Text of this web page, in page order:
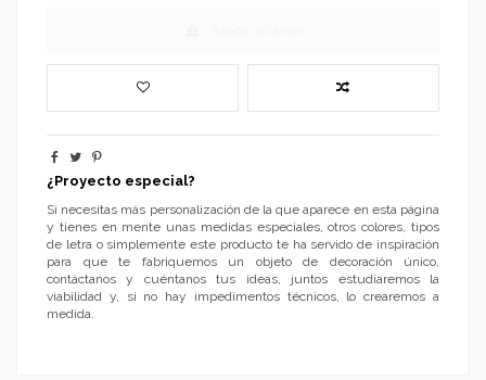
¿Proyecto especial?
Si necesitas más personalización de la que aparece en esta página
y tienes en mente unas medidas especiales, otros colores, tipos
de letra o simplemente este producto te ha servido de inspiración
para que te fabriquemos un objeto de decoración único,
contáctanos y cuéntanos tus ideas, juntos estudiaremos la
viabilidad y, si no hay impedimentos técnicos, lo crearemos a
medida.